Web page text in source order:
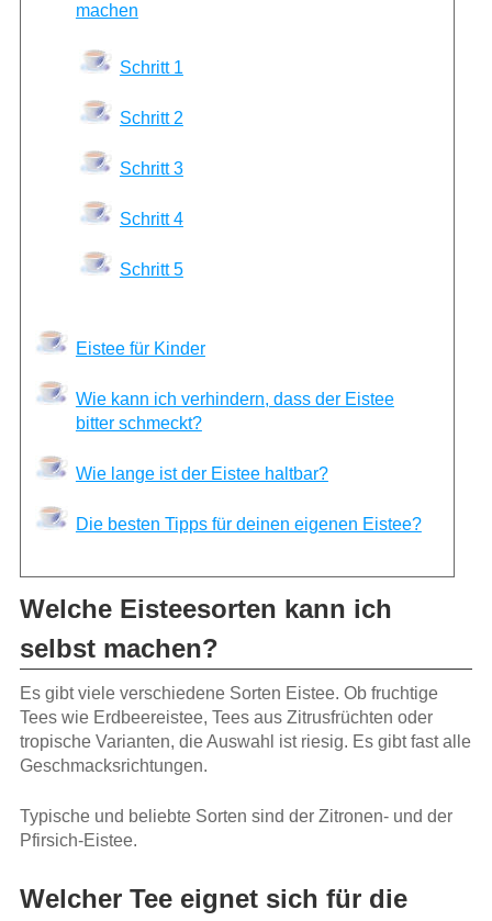
machen
Schritt 1
Schritt 2
Schritt 3
Schritt 4
Schritt 5
Eistee für Kinder
Wie kann ich verhindern, dass der Eistee
bitter schmeckt?
Wie lange ist der Eistee haltbar?
Die besten Tipps für deinen eigenen Eistee?
Welche Eisteesorten kann ich
selbst machen?
Es gibt viele verschiedene Sorten Eistee. Ob fruchtige
Tees wie Erdbeereistee, Tees aus Zitrusfrüchten oder
tropische Varianten, die Auswahl ist riesig. Es gibt fast alle
Geschmacksrichtungen.
Typische und beliebte Sorten sind der Zitronen- und der
Pfirsich-Eistee.
Welcher Tee eignet sich für die